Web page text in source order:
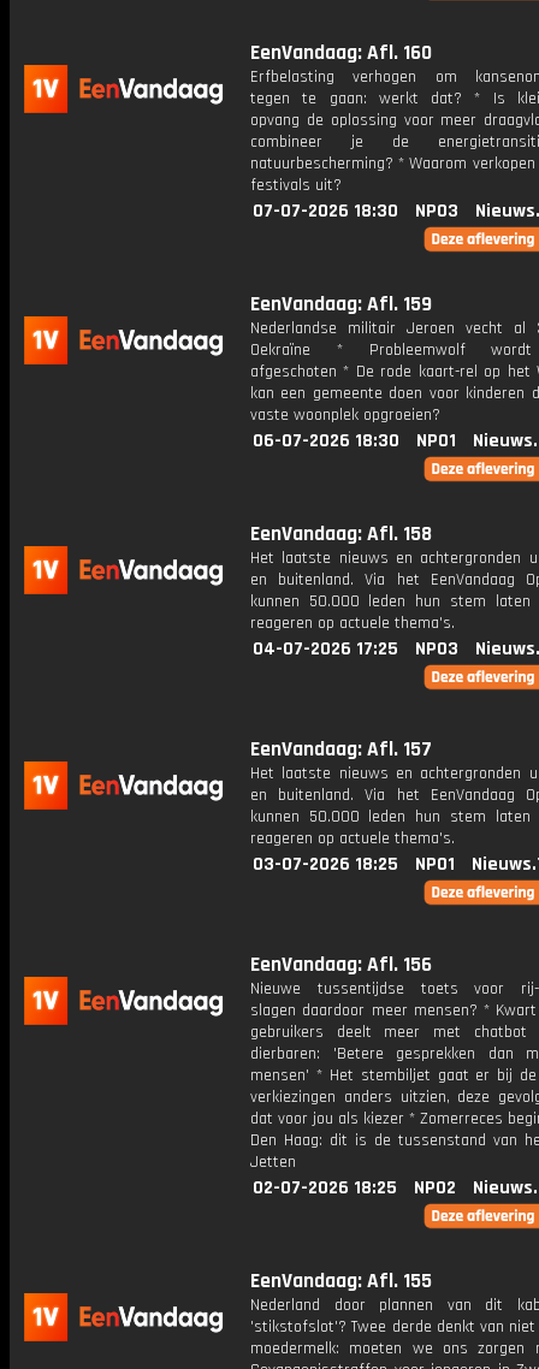
EenVandaag: Afl. 160
Erfbelasting verhogen om
tegen te gaan: werkt dat? * Is
opvang de oplossing voor meer
combineer je de
natuurbescherming? * Waarom
festivals uit?
07-07-2026 18:30 NPO3
EenVandaag: Afl. 159
Nederlandse militair Jeroen vecht
Oekraïne * Probleemwolf
afgeschoten * De rode kaart-rel op het
kan een gemeente doen voor kinderen
vaste woonplek opgroeien?
06-07-2026 18:30 NPO1
EenVandaag: Afl. 158
Het laatste nieuws en achtergronden
en buitenland. Via het EenVandaag
kunnen 50.000 leden hun stem laten
reageren op actuele thema's.
04-07-2026 17:25 NPO3
EenVandaag: Afl. 157
Het laatste nieuws en achtergronden
en buitenland. Via het EenVandaag
kunnen 50.000 leden hun stem laten
reageren op actuele thema's.
03-07-2026 18:25 NPO1
EenVandaag: Afl. 156
Nieuwe tussentijdse toets voor rij-
slagen daardoor meer mensen? *
gebruikers deelt meer met chatbot
dierbaren: 'Betere gesprekken dan
mensen' * Het stembiljet gaat er bij de
verkiezingen anders uitzien, deze
dat voor jou als kiezer * Zomerreces
Den Haag: dit is de tussenstand van
Jetten
02-07-2026 18:25 NPO2
EenVandaag: Afl. 155
Nederland door plannen van dit
'stikstofslot'? Twee derde denkt van niet
moedermelk: moeten we ons zorgen